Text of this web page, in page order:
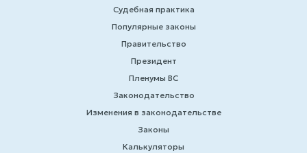
Судебная практика
Популярные законы
Правительство
Президент
Пленумы ВС
Законодательство
Изменения в законодательстве
Законы
Калькуляторы